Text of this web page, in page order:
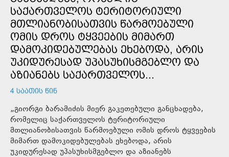
ᲡᲐᲥᲐᲠᲗᲕᲔᲚᲝᲡ ᲢᲔᲠᲘᲢᲝᲠᲘᲣᲚᲘ
ᲛᲗᲚᲘᲐᲜᲝᲑᲘᲡᲐᲗᲕᲘᲡ ᲬᲐᲠᲛᲝᲔᲑᲣᲚᲘ
ᲝᲛᲘᲡ ᲓᲠᲝᲡ ᲢᲧᲕᲔᲔᲑᲘᲡ ᲛᲘᲛᲐᲠᲗ
ᲓᲐᲛᲝᲙᲘᲓᲔᲑᲣᲚᲔᲑᲐᲡ ᲔᲮᲔᲑᲝᲓᲐ, ᲐᲠᲘᲡ
ᲣᲙᲘᲓᲣᲠᲔᲡᲐᲓ ᲣᲞᲐᲡᲣᲮᲘᲡᲛᲒᲔᲑᲚᲝ ᲓᲐ
ᲐᲖᲘᲐᲜᲔᲑᲡ ᲡᲐᲥᲐᲠᲗᲕᲔᲚᲝᲡ...
4 ᲡᲐᲐᲗᲘᲡ ᲬᲘᲜ
„გიორგი ბარამიძის მიერ გაკეთებული განცხადება,
რომელიც საქართველოს ტერიტორიული
მთლიანობისათვის წარმოებული ომის დროს ტყვეების
მიმართ დამოკიდებულებას ეხებოდა, არის
უკიდურესად უპასუხისმგებლო და აზიანებს